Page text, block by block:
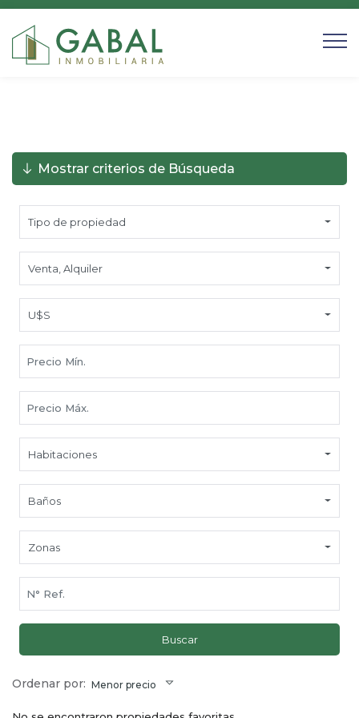
Mostrar criterios de Búsqueda
Tipo de propiedad
Venta Alquiler
U$S
Habitaciones
Baños
Zonas
Buscar
Ordenar por: Menor precio